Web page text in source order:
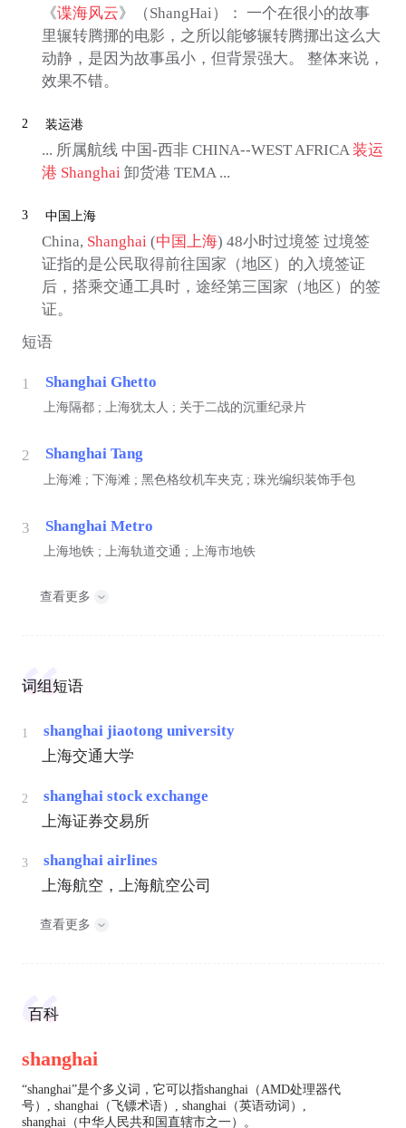
《谍海风云》（ShangHai）： 一个在很小的故事
里辗转腾挪的电影，之所以能够辗转腾挪出这么大
动静，是因为故事虽小，但背景强大。 整体来说，
效果不错。
2 装运港
... 所属航线 中国-西非 CHINA--WEST AFRICA装运
港 Shanghai卸货港 TEMA ...
3 中国上海
China, Shanghai (中国上海) 48小时过境签 过境签
证指的是公民取得前往国家（地区）的入境签证
后，搭乘交通工具时，途经第三国家（地区）的签
证。
短语
1 Shanghai Ghetto
上海隔都 ; 上海犹太人 ; 关于二战的沉重纪录片
2 Shanghai Tang
上海滩 ; 下海滩 ; 黑色格纹机车夹克 ; 珠光编织装饰手包
3 Shanghai Metro
上海地铁 ; 上海轨道交通 ; 上海市地铁
查看更多
词组短语
1
shanghai jiaotong university
上海交通大学
2
shanghai stock exchange
上海证券交易所
3
shanghai airlines
上海航空，上海航空公司
查看更多
百科
shanghai
“shanghai”是个多义词，它可以指shanghai（AMD处理器代
号）, shanghai（飞镖术语）, shanghai（英语动词）,
shanghai（中华人民共和国直辖市之一）。